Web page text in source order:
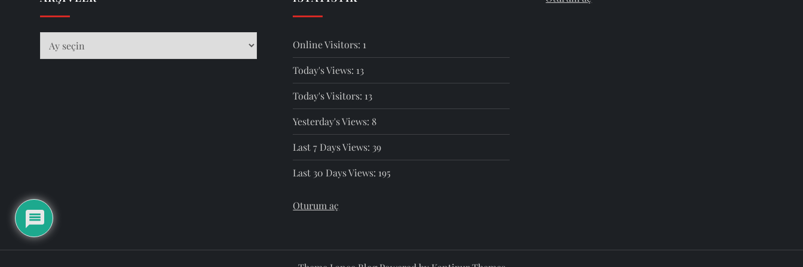
Online Visitors: 1
Today's Views: 13
Today's Visitors: 13
Yesterday's Views:8
Last 7 Days Views: 39
Last 30 Days Views: 195
Oturum aç